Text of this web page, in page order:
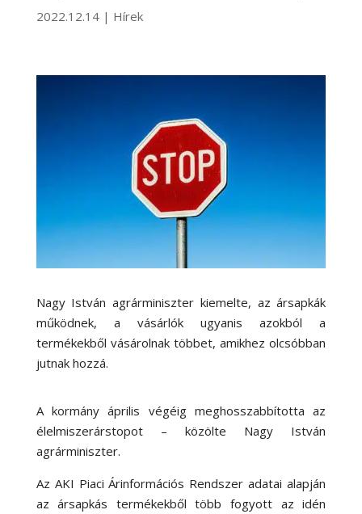
2022.12.14| Hírek
Nagy István agrárminiszter kiemelte, az ársapkák
működnek, a vásárlók ugyanis azokból a
termékekből vásárolnak többet, amikhez olcsóbban
jutnak hozzá.
A kormány április végéig meghosszabbította az
élelmiszerárstopot – közölte Nagy István
agrárminiszter.
Az AKI Piaci Árinformációs Rendszer adatai alapján
az ársapkás termékekből több fogyott az idén